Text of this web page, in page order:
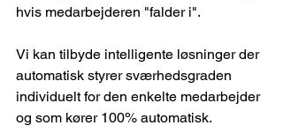
hvis medarbejderen "falder i".
Vi kan tilbyde intelligente løsninger der
automatisk styrer sværhedsgraden
individuelt for den enkelte medarbejder
og som kører 100% automatisk.